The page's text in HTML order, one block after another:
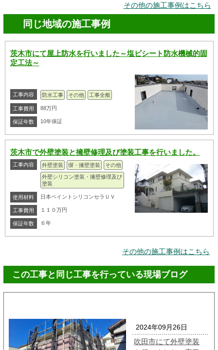
その他の施工事例はこちら
同じ地域の施工事例
茨木市にて屋上防水を行いました～塩ビシート防水機械的固
定工法～
工事内容 防水工事 その他 工事全般
工事費用 88万円
保証年数 10年保証
茨木市で外壁塗装と擁壁修理及び塗装工事を行いました。
工事内容 外壁塗装 塀・擁壁塗装
その他
外壁シリコン塗装・擁壁修理及び
塗装
使用材料 日本ペイントシリコンセラＵＶ
工事費用 １１０万円
保証年数 ６年
その他の施工事例はこちら
この工事と同じ工事を行っている現場ブログ
2024年09月26日
吹田市にて外壁塗装